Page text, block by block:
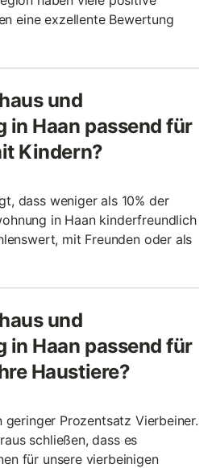
eine exzellente Bewertung
und
in Haan passend für
Kindern?
dass weniger als 10% der
in Haan kinderfreundlich
mit Freunden oder als
und
in Haan passend für
Haustiere?
geringer Prozentsatz Vierbeiner.
schließen, dass es
für unsere vierbeinigen